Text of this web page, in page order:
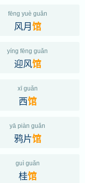
fēng yuè guǎn
风月馆
yíng fēng guǎn
迎风馆
xī guǎn
西馆
yā piàn guǎn
鸦片馆
guì guǎn
桂馆